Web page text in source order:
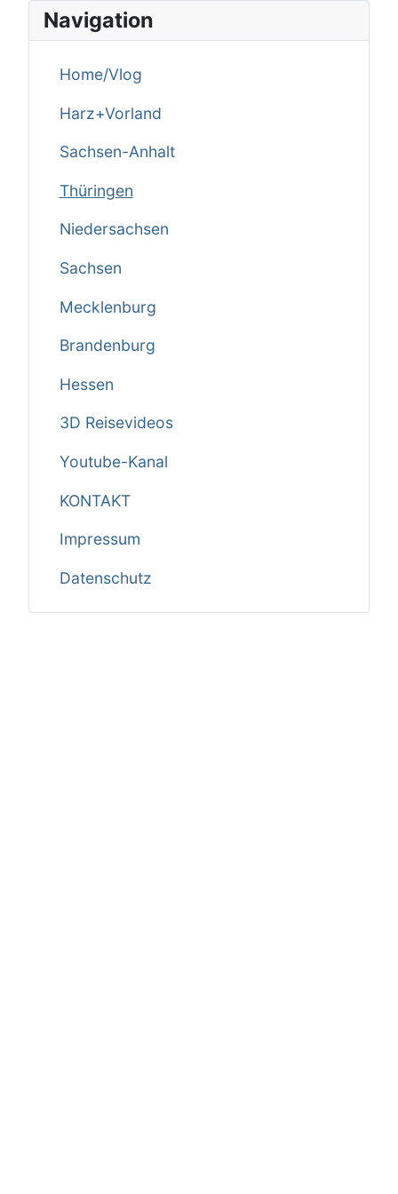
Navigation
Home/Vlog
Harz+Vorland
Sachsen-Anhalt
Thüringen
Niedersachsen
Sachsen
Mecklenburg
Brandenburg
Hessen
3D Reisevideos
Youtube-Kanal
KONTAKT
Impressum
Datenschutz